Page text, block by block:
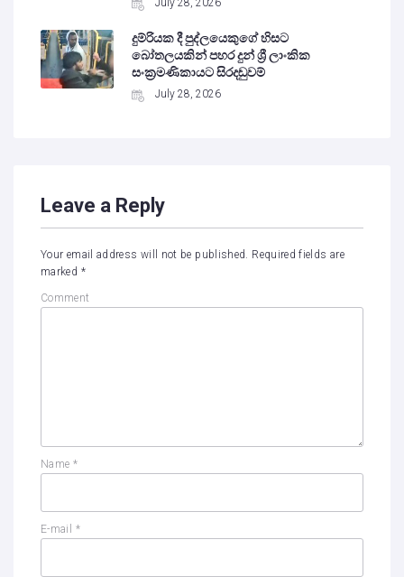
July 28, 2026
දුම්රියක දී පුද්ලයෙකුගේ හිසට
බෝතලයකින් පහර දුන් ශ්‍රී ලාංකික
සංක්‍රමණිකායට සිරදඬුවම්
July 28, 2026
Leave a Reply
Your email address will not be published. Required fields are
marked *
Comment
Name *
E-mail *